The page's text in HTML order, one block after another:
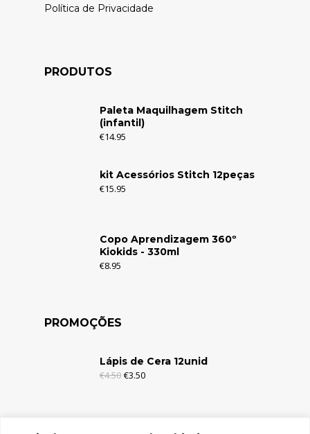
Política de Privacidade
PRODUTOS
Paleta Maquilhagem Stitch
(infantil)
€14.95
kit Acessórios Stitch 12peças
€15.95
Copo Aprendizagem 360º
Kiokids - 330ml
€8.95
PROMOÇÕES
Lápis de Cera 12unid
€4.50 €3.50